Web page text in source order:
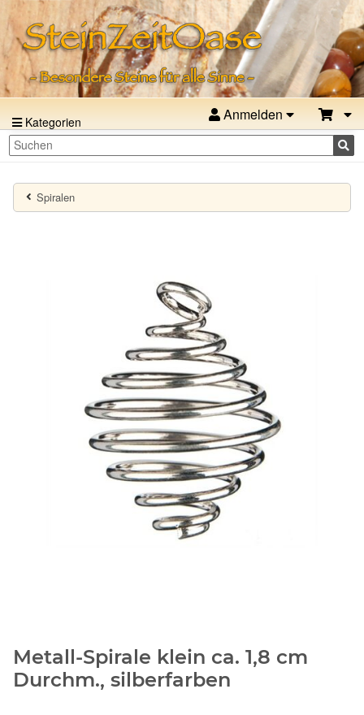
Kategorien Anmelden
Spiralen
Metall-Spirale klein ca. 1,8 cm
Durchm., silberfarben